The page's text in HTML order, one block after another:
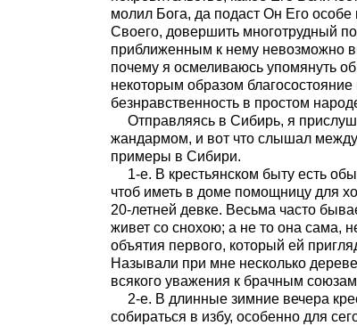
молил Бога, да подаст Он Его
Своего, довершить многотрудный
приближенным к нему невозможно
почему я осмеливаюсь упомянуть
некоторым образом
безнравственность в простом
Отправляясь в Сибирь, я
жандармом, и вот что слышал между
примеры в Сибири.
1-е. В крестьянском быту есть
чтоб иметь в доме помощницу для
20-летней девке. Весьма часто
живет со снохою; а не то она сама,
объятия первого, который ей
Называли при мне несколько
всякого уважения к брачным
2-е. В длинные зимние вечера
собираться в избу, особенно для